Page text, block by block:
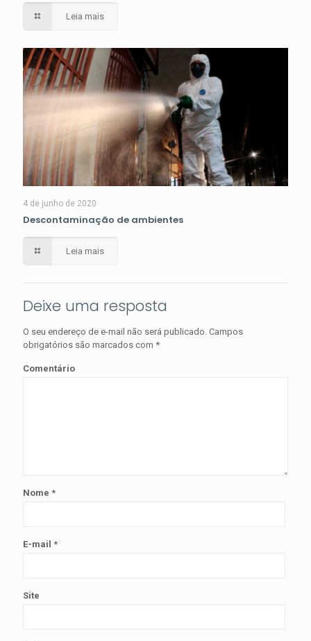
Leia mais
4 de junho de 2020
Descontaminação de ambientes
Leia mais
Deixe uma resposta
O seu endereço de e-mail não será publicado. Campos
obrigatórios são marcados com *
Comentário
Nome *
E-mail *
Site